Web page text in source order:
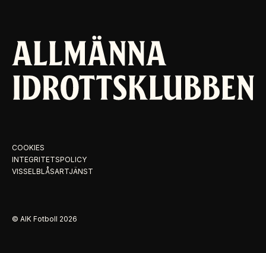
COOKIES
INTEGRITETSPOLICY
VISSELBLÅSARTJÄNST
© AIK Fotboll 2026